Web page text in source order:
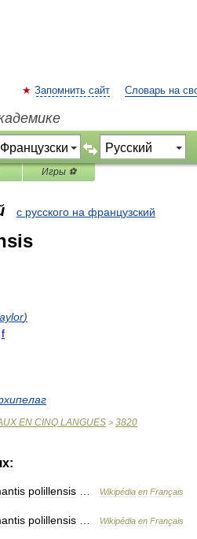
Запомнить сайт Словарь на
Игры ⚽
с русского на французский
)
f
EN CINQ LANGUES > 3820
polillensis Wikipédia en Français
polillensis Wikipédia en Français